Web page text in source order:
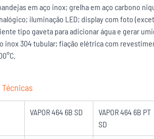
em aço inox; grelha em aço carbono
iluminação LED; display com foto
tipo gaveta para adicionar água e gerar
inox 304 tubular; fiação elétrica com
VAPOR 464 6B SD
VAPOR 464 6B PT
SD